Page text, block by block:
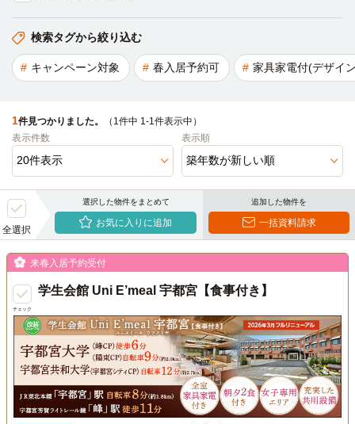
検索タグから絞り込む
キャンペーン対象 春入居予約可 家具家電付(デザイ
1件見つかりました。
（1件中 1-1件表示中）
表示件数
表示順
全選択
選択した物件をまとめて
お気に入りに追加
追加した物件を
一括資料請求
チェック
来春入居予約受付
学生会館 Uni E’meal 宇都宮【食事付き】